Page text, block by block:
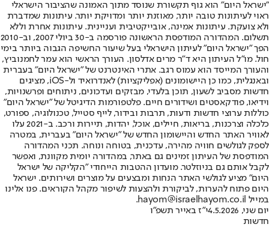
"ישראל היום" הוא גוף תקשורת שנוסד מתוך האמונה שהציבור הישראלי
ראוי לעיתונות טובה יותר, מאוזנת יותר ומדויקת יותר. עיתונות שמדברת
ולא צועקת. עיתונות אמינה, אובייקטיבית ועניינית. עיתונות אחרת וללא
תשלום. המהדורה המודפסת הראשונה פורסמה ב-30 ביולי 2007, וב-2010
הפך "ישראל היום" לעיתון הישראלי בעל שיעור החשיפה הגבוה ביותר בימי
חול. מו"ל העיתון היא ד"ר מרים אדלסון. העורך הראשי הוא עמר לחמנוביץ,
והעורך המייסד הוא עמוס רגב. אתרי האינטרנט של "ישראל היום" בעברית
ובאנגלית, כמו כן היישומונים (אפליקציות) לאנדרואיד ול-iOS, מציגים
חדשות מסביב לשעון, תוכן בלעדי, מבזקים ועדכונים, ניתוחים ופרשנויות,
וידיאו, פודקאסטים ושידורים חיים. פלטפורמות הדיגיטל של "ישראל היום"
כוללות ערוצי חדשות ודעות, תרבות ובידור, לייף סטייל, טכנולוגיה, ספורט,
כלכלה וצרכנות, בריאות, חיילים, אוכל, יהדות, תיירות ורכב. ב-2021 עלו
לאוויר האתר החדש והיישומון החדש של "ישראל היום" בעברית, במטרה
לספק לגולשים חוויה מהירה, עדכנית, בטוחה ונוחה. תכני המהדורה
המודפסת של העיתון זמינים גם באתר, במהדורה יומית מקוונת, ואפשר
לקבל אותם גם בניוזלטר. מועדון ההטבות הייחודי "הקליקה של ישראל
היום" מציע לגולשי האתר הנחות ומבצעים על מוצרים ושירותים. ישראל
היום פתוח להערות, לביקורת ולהצעות לשיפור מקהל הקוראים. פנו אלינו
במייל hayom@israelhayom.co.il.
יום שני, 4.5.2026
י"ז באייר תשפ"ו
חדשות